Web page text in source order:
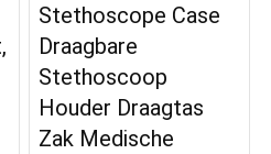
Stethoscope Case
Draagbare
Stethoscoop
Houder Draagtas
Zak Medische